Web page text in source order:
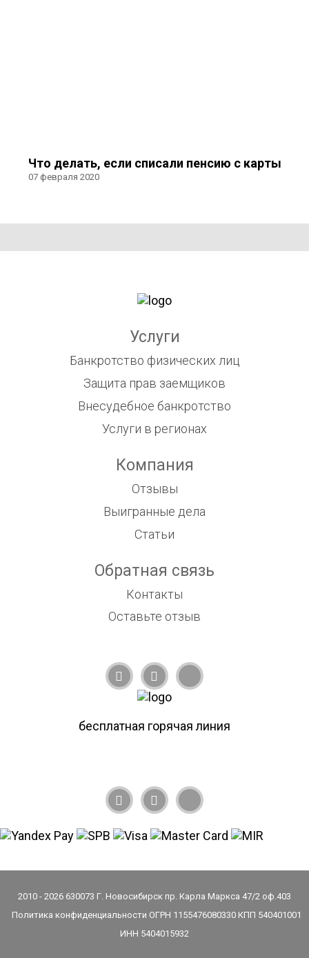
Что делать, если списали пенсию с карты
07 февраля 2020
Услуги
Банкротство физических лиц
Защита прав заемщиков
Внесудебное банкротство
Услуги в регионах
Компания
Отзывы
Выигранные дела
Статьи
Обратная связь
Контакты
Оставьте отзыв
бесплатная горячая линия
2010 - 2026 630073 Г. Новосибирск пр. Карла Маркса 47/2 оф.403
Политика конфиденциальности ОГРН 1155476080330 КПП 540401001
ИНН 5404015932